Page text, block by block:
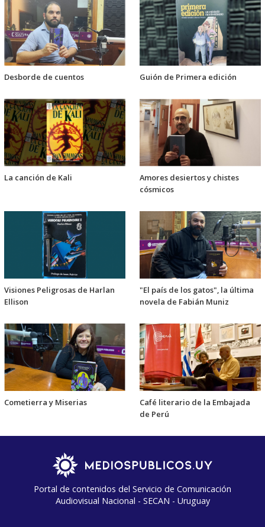
Desborde de cuentos Guión de Primera edición
La canción de Kali
Amores desiertos y chistes
cósmicos
Visiones Peligrosas de Harlan
Ellison
"El país de los gatos", la última
novela de Fabián Muniz
Cometierra y Miserias
Café literario de la Embajada
de Perú
Portal de contenidos del Servicio de Comunicación
Audiovisual Nacional - SECAN - Uruguay